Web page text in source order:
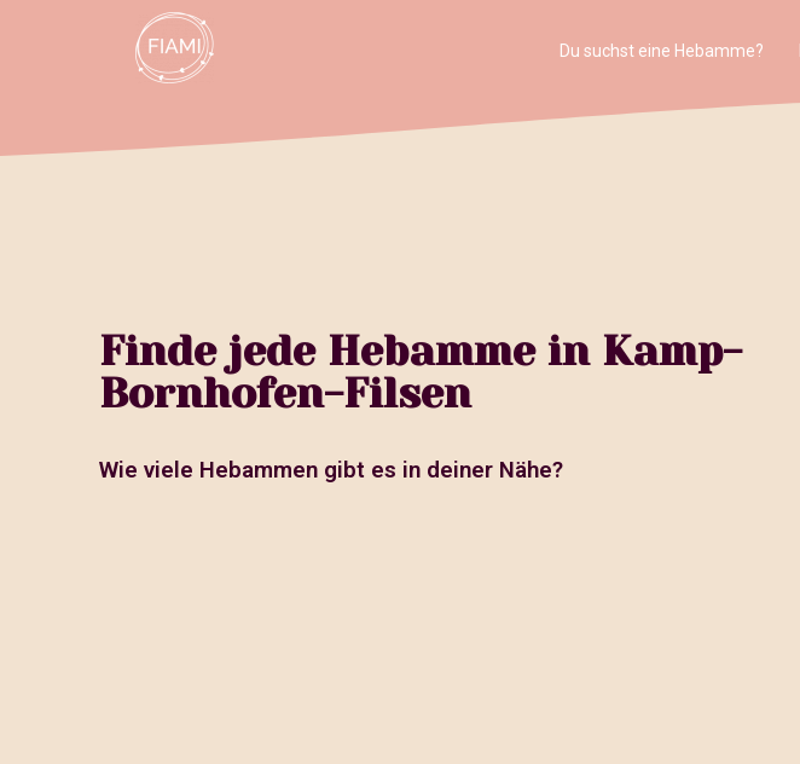
Du suchst eine Hebamme?
Finde jede Hebamme in Kamp-
Bornhofen-Filsen
Wie viele Hebammen gibt es in deiner Nähe?